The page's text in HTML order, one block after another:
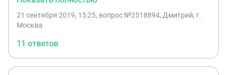
рассмотрение было вынесено 21.08.19г., получил
вызван 13.09.19г., где было вынесено новое
постановление с изменением пункта ПДД. Сроки
рассмотрения жалобы на постановления (10дней)
21 сентября 2019, 15:25, вопрос №2518894, Дмитрий, г.
Москва
11 ответов